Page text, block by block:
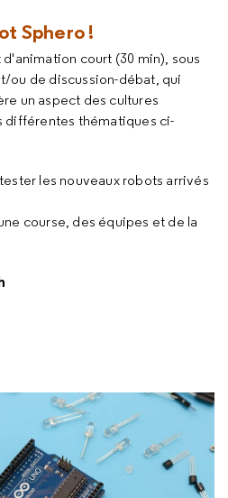
Sphero !
court (30 min), sous
ou de discussion-débat, qui
un aspect des cultures
différentes thématiques ci-
les nouveaux robots arrivés
course, des équipes et de la